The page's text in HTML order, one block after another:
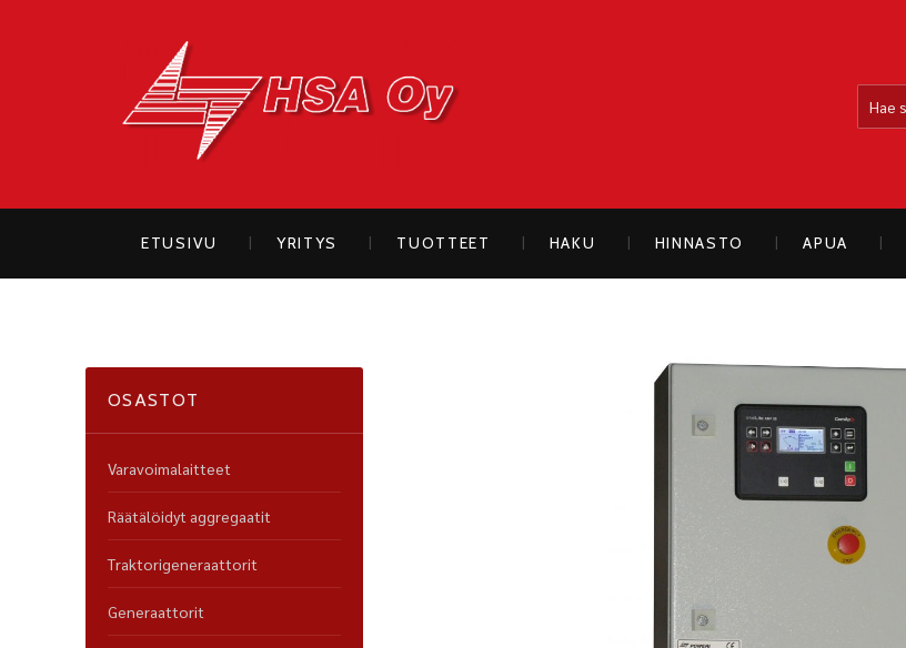
ETUSIVU YRITYS TUOTTEET HAKU HINNASTO APUA
OSASTOT
Varavoimalaitteet
Räätälöidyt aggregaatit
Traktorigeneraattorit
Generaattorit